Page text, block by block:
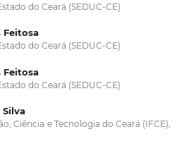
do Ceará (SEDUC-CE)
do Ceará (SEDUC-CE)
do Ceará (SEDUC-CE)
Ciência e Tecnologia do Ceará (IFCE),